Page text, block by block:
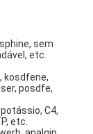
sem
etc.
kosdfene,
posdfe,
C4,
etc.